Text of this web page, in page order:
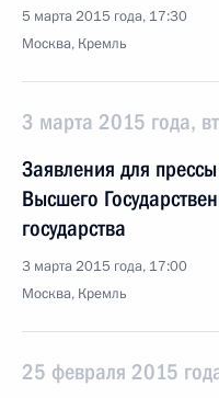
5 марта 2015 года, 17:30
Москва, Кремль
3 марта 2015 года,
Заявления для
Высшего
государства
3 марта 2015 года, 17:00
Москва, Кремль
25 февраля 2015